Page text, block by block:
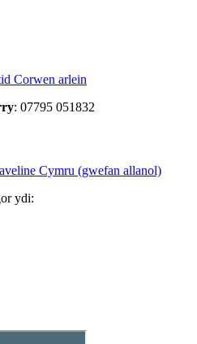
Corwen arlein
: 07795 051832
Cymru (gwefan allanol)
ydi: